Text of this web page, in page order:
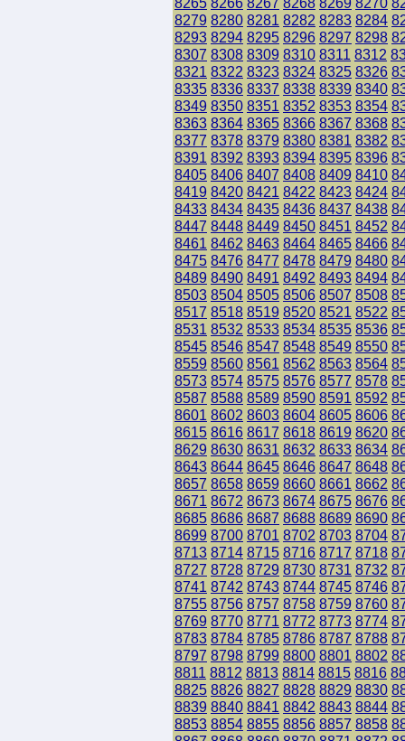
8279 8280 8281 8282 8283 8284
8293 8294 8295 8296 8297 8298
8307 8308 8309 8310 8311 8312
8321 8322 8323 8324 8325 8326
8335 8336 8337 8338 8339 8340
8349 8350 8351 8352 8353 8354
8363 8364 8365 8366 8367 8368
8377 8378 8379 8380 8381 8382
8391 8392 8393 8394 8395 8396
8405 8406 8407 8408 8409 8410
8419 8420 8421 8422 8423 8424
8433 8434 8435 8436 8437 8438
8447 8448 8449 8450 8451 8452
8461 8462 8463 8464 8465 8466
8475 8476 8477 8478 8479 8480
8489 8490 8491 8492 8493 8494
8503 8504 8505 8506 8507 8508
8517 8518 8519 8520 8521 8522
8531 8532 8533 8534 8535 8536
8545 8546 8547 8548 8549 8550
8559 8560 8561 8562 8563 8564
8573 8574 8575 8576 8577 8578
8587 8588 8589 8590 8591 8592
8601 8602 8603 8604 8605 8606
8615 8616 8617 8618 8619 8620
8629 8630 8631 8632 8633 8634
8643 8644 8645 8646 8647 8648
8657 8658 8659 8660 8661 8662
8671 8672 8673 8674 8675 8676
8685 8686 8687 8688 8689 8690
8699 8700 8701 8702 8703 8704
8713 8714 8715 8716 8717 8718
8727 8728 8729 8730 8731 8732
8741 8742 8743 8744 8745 8746
8755 8756 8757 8758 8759 8760
8769 8770 8771 8772 8773 8774
8783 8784 8785 8786 8787 8788
8797 8798 8799 8800 8801 8802
8811 8812 8813 8814 8815 8816
8825 8826 8827 8828 8829 8830
8839 8840 8841 8842 8843 8844
8853 8854 8855 8856 8857 8858